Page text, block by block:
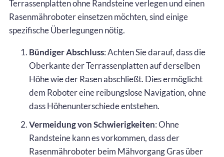
Terrassenplatten ohne Randsteine verlegen und einen
Rasenmähroboter einsetzen möchten, sind einige
spezifische Überlegungen nötig.
Bündiger Abschluss: Achten Sie darauf, dass die
Oberkante der Terrassenplatten auf derselben
Höhe wie der Rasen abschließt. Dies ermöglicht
dem Roboter eine reibungslose Navigation, ohne
dass Höhenunterschiede entstehen.
Vermeidung von Schwierigkeiten: Ohne
Randsteine kann es vorkommen, dass der
Rasenmähroboter beim Mähvorgang Gras über